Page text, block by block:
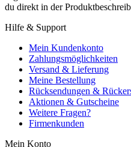
du direkt in der
Hilfe & Support
Mein Kundenkonto
Zahlungsmöglichkeiten
Versand & Lieferung
Meine Bestellung
Rücksendungen &
Aktionen & Gutscheine
Weitere Fragen?
Firmenkunden
Mein Konto